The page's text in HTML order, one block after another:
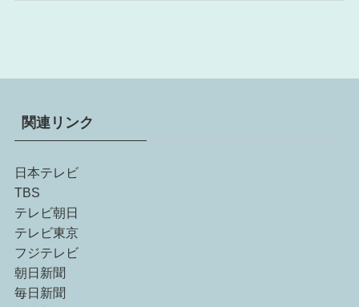
関連リンク
日本テレビ
TBS
テレビ朝日
テレビ東京
フジテレビ
朝日新聞
毎日新聞